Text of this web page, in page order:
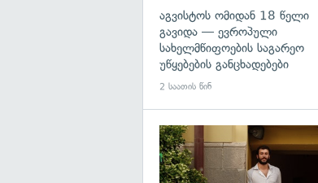
აგვისტოს ომიდან 18 წელი
გავიდა — ევროპული
სახელმწიფოების საგარეო
უწყებების განცხადებები
2 საათის წინ